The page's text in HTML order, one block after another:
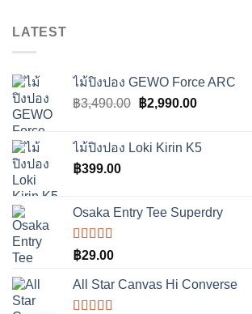
LATEST
ไม้ปิงปอง GEWO Force ARC
฿3,490.00 Original
฿3,490.00.
฿2,990.00Current
฿2,990.00.
ไม้ปิงปอง Loki Kirin K5
฿399.00
Osaka Entry Tee Superdry
ให้
คะแนน
4.00
ตั้งแต่ 1-5
คะแนน
฿29.00
All Star Canvas Hi Converse